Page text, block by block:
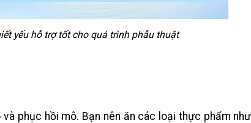
yếu hỗ trợ tốt cho quá trình phẫu thuật
phục hồi mô. Bạn nên ăn các loại thực phẩm